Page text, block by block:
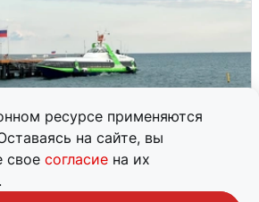
ресурсе применяются
на сайте, вы
свое согласие на их